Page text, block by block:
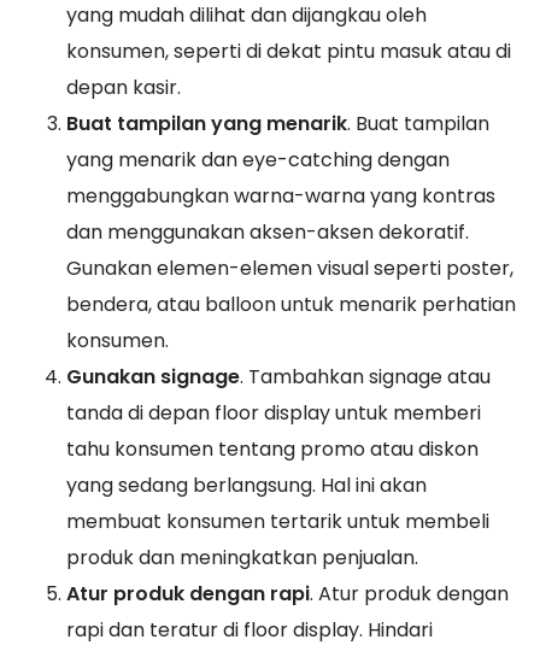
yang mudah dilihat dan dijangkau oleh
konsumen, seperti di dekat pintu masuk atau di
depan kasir.
Buat tampilan yang menarik. Buat tampilan
yang menarik dan eye-catching dengan
menggabungkan warna-warna yang kontras
dan menggunakan aksen-aksen dekoratif.
Gunakan elemen-elemen visual seperti poster,
bendera, atau balloon untuk menarik perhatian
konsumen.
Gunakan signage. Tambahkan signage atau
tanda di depan floor display untuk memberi
tahu konsumen tentang promo atau diskon
yang sedang berlangsung. Hal ini akan
membuat konsumen tertarik untuk membeli
produk dan meningkatkan penjualan.
Atur produk dengan rapi. Atur produk dengan
rapi dan teratur di floor display. Hindari